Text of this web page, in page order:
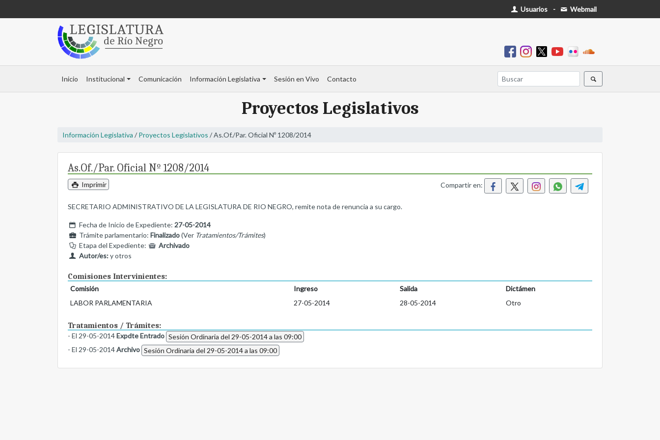
Usuarios - Webmail
Inicio Institucional Comunicación Información Legislativa Sesión en Vivo Contacto
Proyectos Legislativos
Información Legislativa / Proyectos Legislativos / As.Of./Par. Oficial Nº 1208/2014
As.Of./Par. Oficial Nº 1208/2014
Imprimir Compartir en:
SECRETARIO ADMINISTRATIVO DE LA LEGISLATURA DE RIO NEGRO, remite nota de renuncia a su cargo.
Fecha de Inicio de Expediente: 27-05-2014
Trámite parlamentario: Finalizado(Ver Tratamientos/Trámites)
Etapa del Expediente:
Archivado
Autor/es:y otros
Comisiones Intervinientes:
Comisión Ingreso Salida
Dictámen
LABOR PARLAMENTARIA
27-05-2014 28-05-2014 Otro
Tratamientos / Trámites:
- El 29-05-2014 Expdte Entrado Sesión Ordinaria del 29-05-2014 a las 09:00
- El 29-05-2014Archivo Sesión Ordinaria del 29-05-2014 a las 09:00